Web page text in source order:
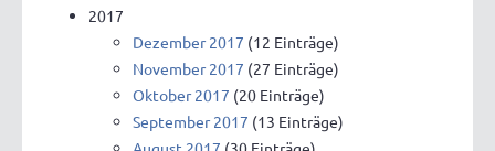
2017
Dezember 2017 (12 Einträge)
November 2017 (27 Einträge)
Oktober 2017 (20 Einträge)
September 2017 (13 Einträge)